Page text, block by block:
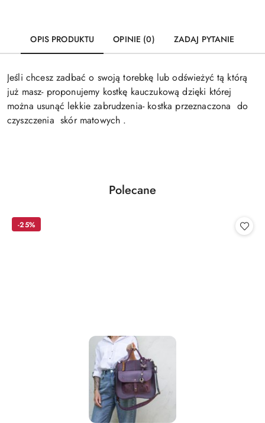
OPIS PRODUKTU OPINIE (0) ZADAJ PYTANIE
Jeśli chcesz zadbać o swoją torebkę lub odświeżyć tą którą
już masz- proponujemy kostkę kauczukową dzięki której
można usunąć lekkie zabrudzenia- kostka przeznaczona do
czyszczenia skór matowych .
Pomiń karuzelę produktów
Produkty
Polecane
-25%